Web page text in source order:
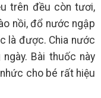
trên đều còn tươi,
nồi, đổ nước ngập
là được. Chia nước
Bài thuốc này
cho bé rất hiệu